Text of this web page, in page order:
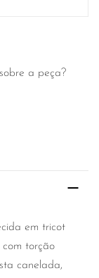
a peça?
em tricot
torção
canelada,